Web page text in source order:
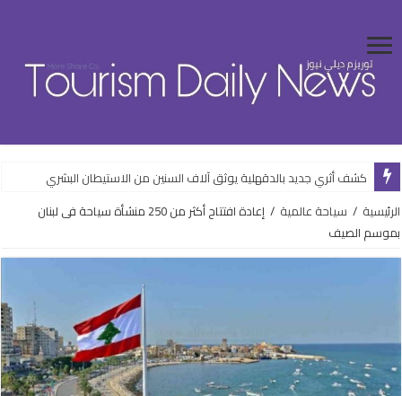
كشف أثري جديد بالدقهلية يوثق آلاف السنين من الاستيطان البشري
الرئيسية / سياحة عالمية /
إعادة افتتاح أكثر من 250 منشأة سياحة فى لبنان
بموسم الصيف